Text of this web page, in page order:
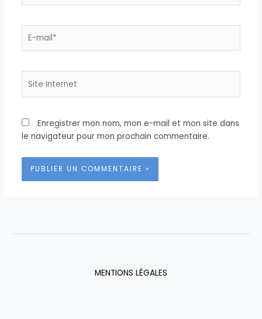
mail*
Internet
Enregistrer mon nom, mon e-mail et mon site dans
le navigateur pour mon prochain commentaire.
MENTIONS LÉGALES